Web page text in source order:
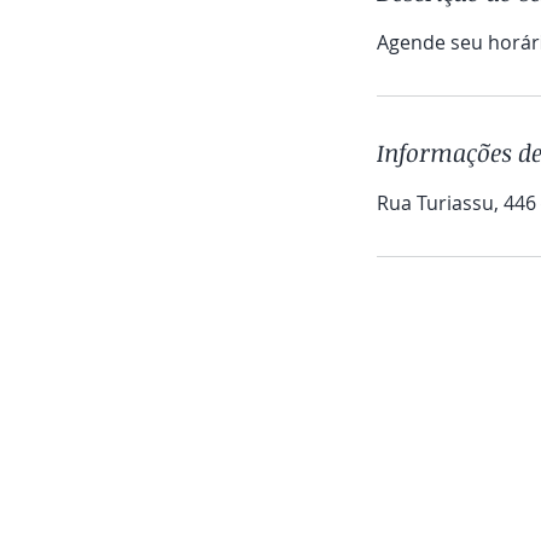
Agende seu
Informações
Rua Turiassu,